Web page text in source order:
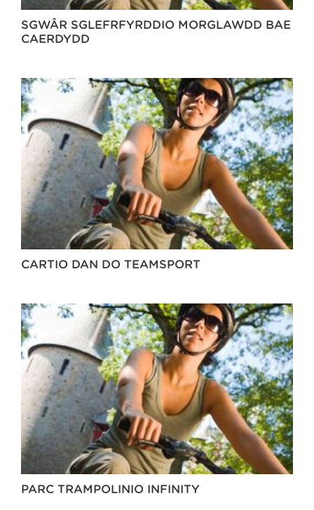
SGWÂR SGLEFRFYRDDIO MORGLAWDD BAE
CAERDYDD
CARTIO DAN DO TEAMSPORT
PARC TRAMPOLINIO INFINITY